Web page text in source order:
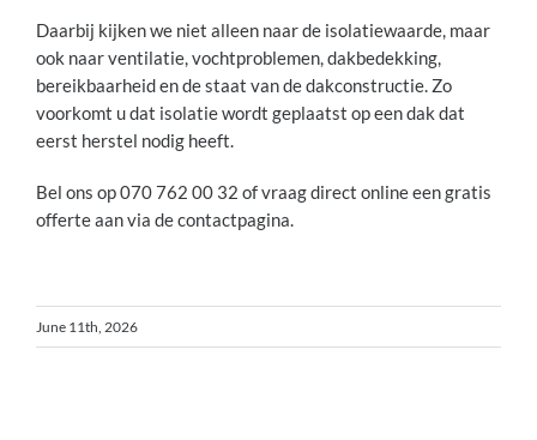
Daarbij kijken we niet alleen naar de isolatiewaarde, maar
ook naar ventilatie, vochtproblemen, dakbedekking,
bereikbaarheid en de staat van de dakconstructie. Zo
voorkomt u dat isolatie wordt geplaatst op een dak dat
eerst herstel nodig heeft.
Bel ons op 070 762 00 32 of vraag direct online een gratis
offerte aan via de contactpagina.
June 11th, 2026